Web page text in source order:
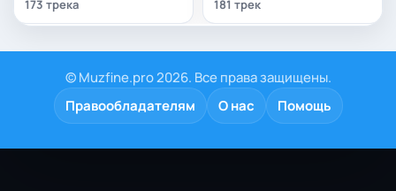
173 трека 181 трек
© Muzfine.pro 2026. Все права защищены.
Правообладателям
О нас Помощь